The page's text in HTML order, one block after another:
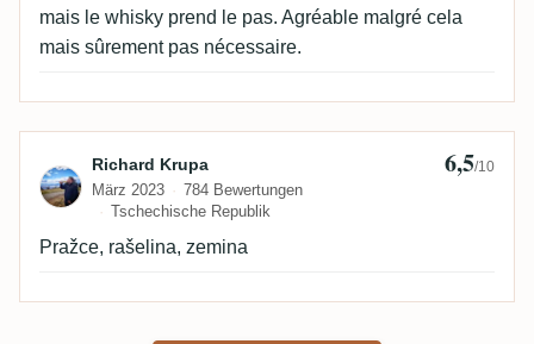
mais le whisky prend le pas. Agréable malgré cela
mais sûrement pas nécessaire.
Bewertung von Richard Krupa
Richard Krupa
März 2023
784 Bewertungen
Tschechische Republik
6,5/10
Pražce, rašelina, zemina